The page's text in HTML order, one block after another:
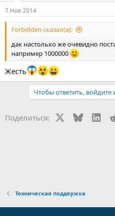
7 Ноя 2014
Forbidden сказал(а):
дак настолько же очевидно
например 1000000
Жесть
Чтобы ответить, войдите
Поделиться: Bluesky
Техническая поддержка